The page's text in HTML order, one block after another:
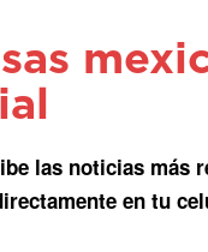
las noticias
en tu